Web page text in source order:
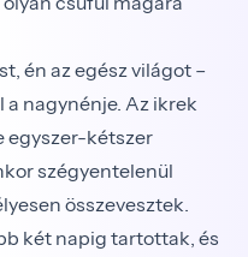
én az egész világot –
nagynénje. Az ikrek
egyszer-kétszer
szégyentelenül
összevesztek.
két napig tartottak, és